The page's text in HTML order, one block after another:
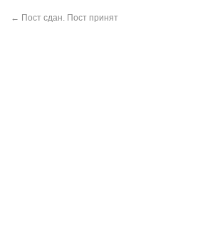
← Пост сдан. Пост принят